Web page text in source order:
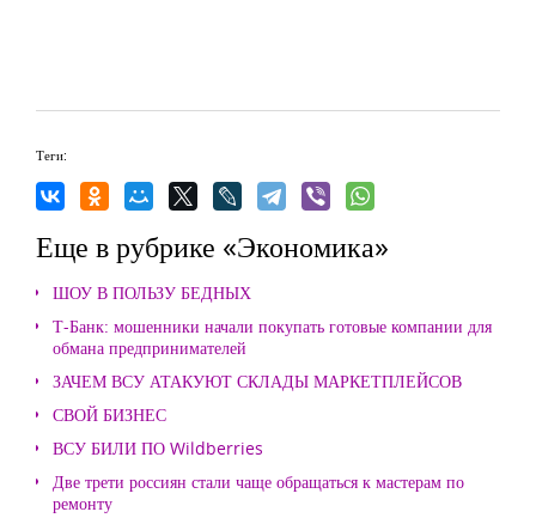
Теги:
Еще в рубрике «Экономика»
ШОУ В ПОЛЬЗУ БЕДНЫХ
Т-Банк: мошенники начали покупать готовые компании для
обмана предпринимателей
ЗАЧЕМ ВСУ АТАКУЮТ СКЛАДЫ МАРКЕТПЛЕЙСОВ
СВОЙ БИЗНЕС
ВСУ БИЛИ ПО Wildberries
Две трети россиян стали чаще обращаться к мастерам по
ремонту